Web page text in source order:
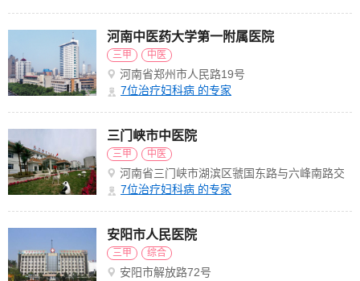
河南中医药大学第一附属医院
三甲 中医
河南省郑州市人民路19号
7位治疗妇科病 的专家
三门峡市中医院
三甲 中医
河南省三门峡市湖滨区虢国东路与六峰南路交
叉口北
7位治疗妇科病 的专家
安阳市人民医院
三甲 综合
安阳市解放路72号